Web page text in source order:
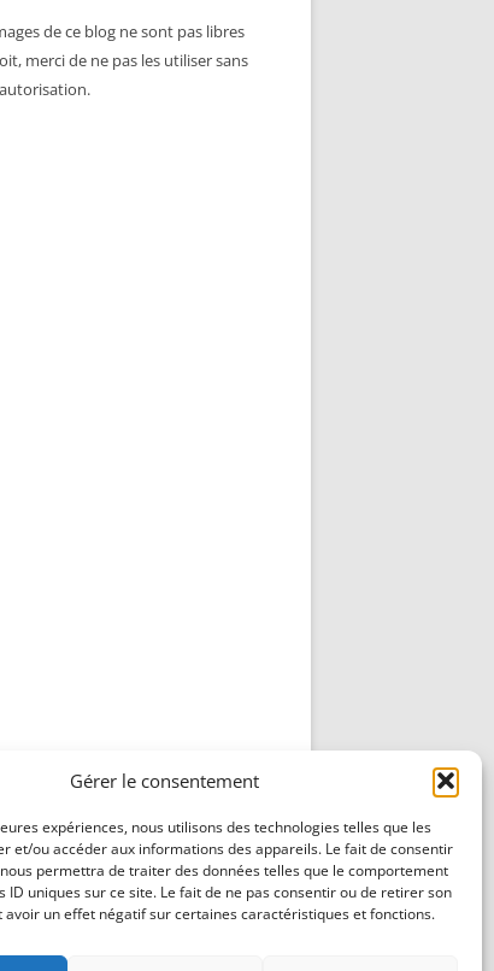
Gérer le consentement
expériences, nous utilisons des technologies telles que les
et/ou accéder aux informations des appareils. Le fait de consentir
permettra de traiter des données telles que le comportement
ID uniques sur ce site. Le fait de ne pas consentir ou de retirer son
avoir un effet négatif sur certaines caractéristiques et fonctions.
de ce blog ne sont pas libres
merci de ne pas les utiliser sans